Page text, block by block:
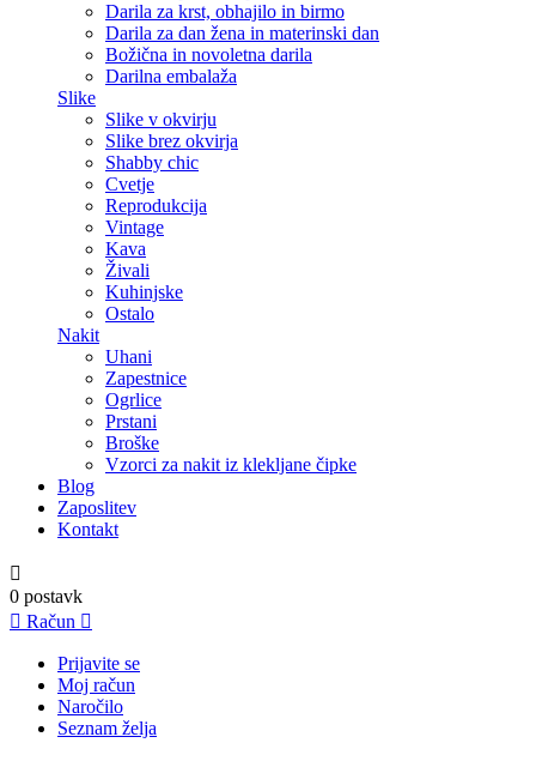
Darila za krst, obhajilo in birmo
Darila za dan žena in materinski dan
Božična in novoletna darila
Darilna embalaža
Slike
Slike v okvirju
Slike brez okvirja
Shabby chic
Cvetje
Reprodukcija
Vintage
Kava
Živali
Kuhinjske
Ostalo
Nakit
Uhani
Zapestnice
Ogrlice
Prstani
Broške
Vzorci za nakit iz klekljane čipke
Blog
Zaposlitev
Kontakt

0 postavk
 Račun 
Prijavite se
Moj račun
Naročilo
Seznam želja